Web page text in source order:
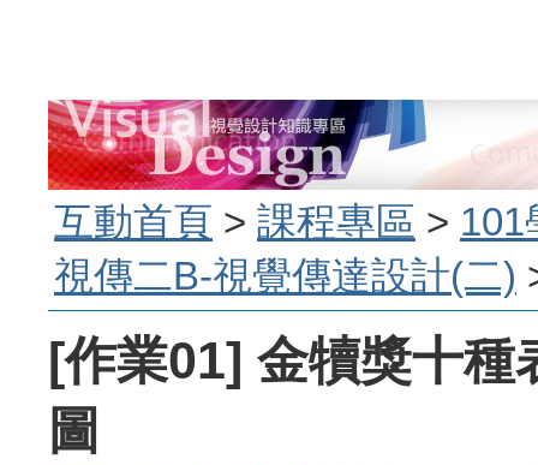
互動首頁 > 課程專區 > 101
視傳二B-視覺傳達設計(二)
[作業01] 金犢獎十種
圖